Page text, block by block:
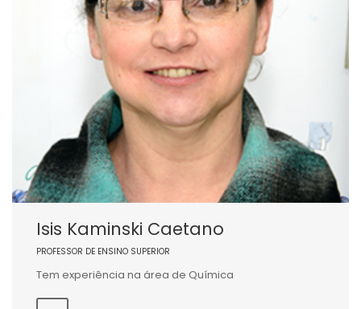
Isis Kaminski Caetano
PROFESSOR DE ENSINO SUPERIOR
Tem experiência na área de Química